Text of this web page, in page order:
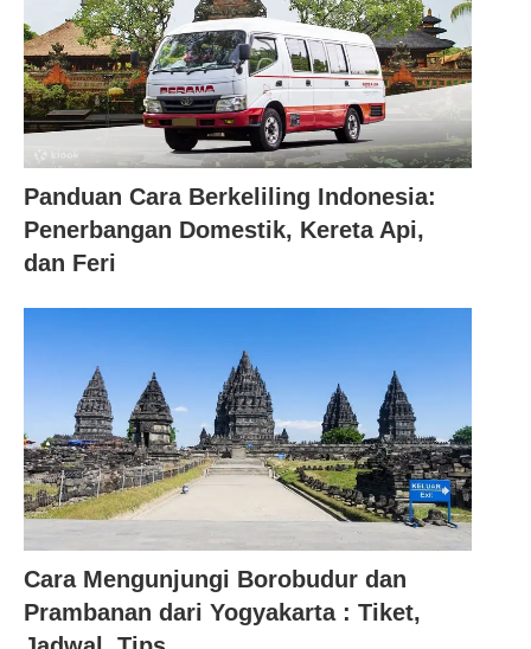
Panduan Cara Berkeliling Indonesia:
Penerbangan Domestik, Kereta Api,
dan Feri
Cara Mengunjungi Borobudur dan
Prambanan dari Yogyakarta : Tiket,